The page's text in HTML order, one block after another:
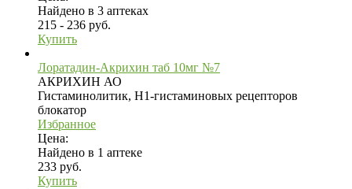
Найдено в 3 аптеках
215 - 236 руб.
Купить
Лоратадин-Акрихин таб 10мг №7
АКРИХИН АО
Гистаминолитик, H1-гистаминовых рецепторов
блокатор
Избранное
Цена:
Найдено в 1 аптеке
233 руб.
Купить